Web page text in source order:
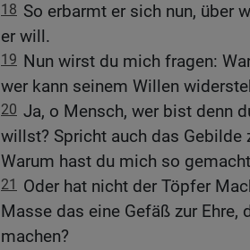
18 So erbarmt er sich nun, über
er will.
19 Nun wirst du mich fragen:
wer kann seinem Willen
20 Ja, o Mensch, wer bist denn
willst? Spricht auch das Gebilde
Warum hast du mich so
21
Oder hat nicht der Töpfer
Masse das eine Gefäß zur Ehre,
machen?